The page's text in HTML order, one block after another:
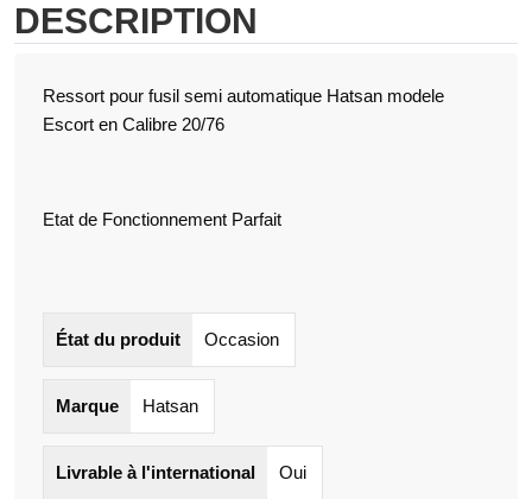
DESCRIPTION
Ressort pour fusil semi automatique Hatsan modele
Escort en Calibre 20/76
Etat de Fonctionnement Parfait
État du produit Occasion
Marque Hatsan
Livrable à l'international Oui